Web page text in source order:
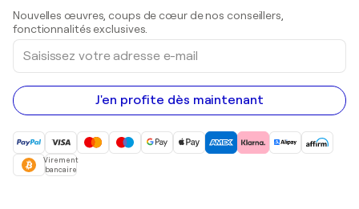
Peintures acryliques
Nouvelles œuvres, coups de cœur de nos conseillers,
fonctionnalités exclusives.
Saisissez
votre
adresse
e-
mail
J'en profite dès maintenant
Virement
bancaire